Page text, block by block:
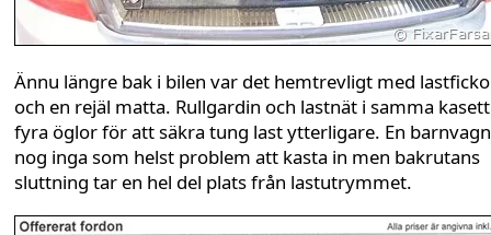
Ännu längre bak i bilen var det hemtrevligt med
och en rejäl matta. Rullgardin och lastnät i samma
fyra öglor för att säkra tung last ytterligare. En
nog inga som helst problem att kasta in men bakrutans
sluttning tar en hel del plats från lastutrymmet.